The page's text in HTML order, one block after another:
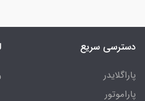
دسترسی سریع
پاراگلایدر
پاراموتور